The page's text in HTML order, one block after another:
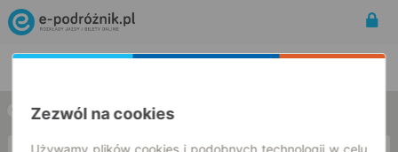
w jedną stronę w obie strony
Zezwól na cookies
Używamy plików cookies i podobnych technologii w celu